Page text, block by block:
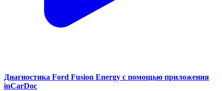
Диагностика Ford Fusion Energy с помощью приложения
inCarDoc